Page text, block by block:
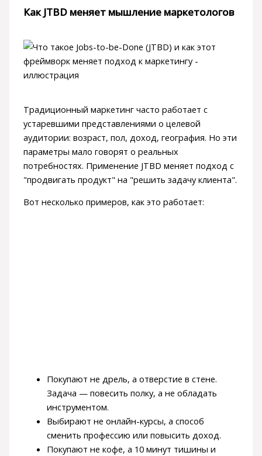
Как JTBD меняет мышление маркетологов
Традиционный маркетинг часто работает с
устаревшими представлениями о целевой
аудитории: возраст, пол, доход, география. Но эти
параметры мало говорят о реальных
потребностях. Применение JTBD меняет подход с
"продвигать продукт" на "решить задачу клиента".
Вот несколько примеров, как это работает:
Покупают не дрель, а отверстие в стене.
Задача — повесить полку, а не обладать
инструментом.
Выбирают не онлайн-курсы, а способ
сменить профессию или повысить доход.
Покупают не кофе, а 10 минут тишины и